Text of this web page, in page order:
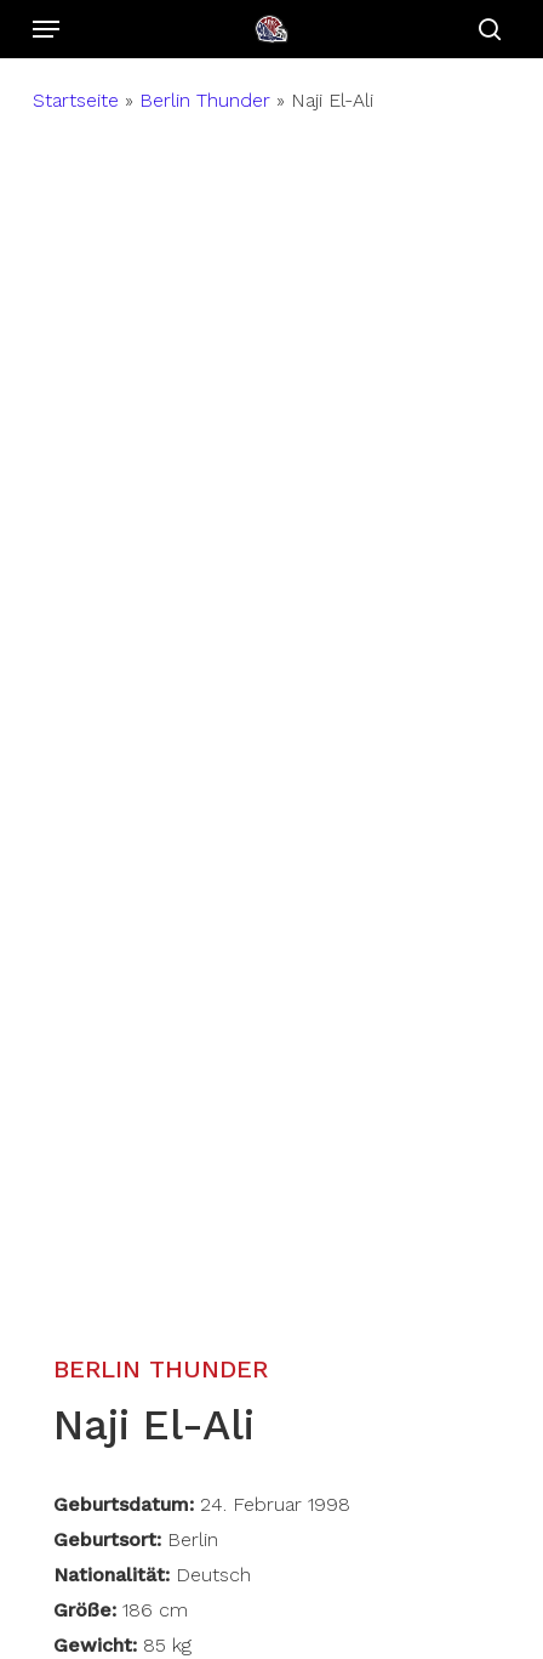
SkipMenu
Startseite » Berlin Thunder» Naji El-Ali
BERLIN THUNDER
Naji El-Ali
Geburtsdatum:24. Februar 1998
Geburtsort:Berlin
Nationalität:Deutsch
Größe:186 cm
Gewicht:85 kg